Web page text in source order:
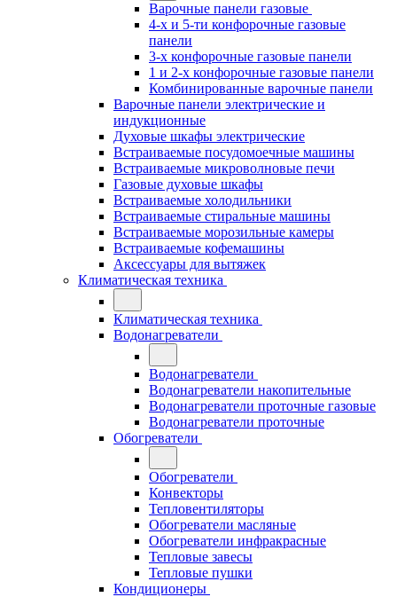
Варочные панели газовые
4-х и 5-ти конфорочные газовые
панели
3-х конфорочные газовые панели
1 и 2-х конфорочные газовые панели
Комбинированные варочные панели
Варочные панели электрические и
индукционные
Духовые шкафы электрические
Встраиваемые посудомоечные машины
Встраиваемые микроволновые печи
Газовые духовые шкафы
Встраиваемые холодильники
Встраиваемые стиральные машины
Встраиваемые морозильные камеры
Встраиваемые кофемашины
Аксессуары для вытяжек
Климатическая техника
Климатическая техника
Водонагреватели
Водонагреватели
Водонагреватели накопительные
Водонагреватели проточные газовые
Водонагреватели проточные
Обогреватели
Обогреватели
Конвекторы
Тепловентиляторы
Обогреватели масляные
Обогреватели инфракрасные
Тепловые завесы
Тепловые пушки
Кондиционеры